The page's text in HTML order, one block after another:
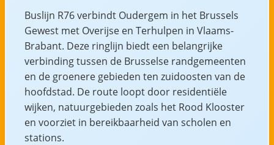
Buslijn R76 verbindt Oudergem in het Brussels
Gewest met Overijse en Terhulpen in Vlaams-
Brabant. Deze ringlijn biedt een belangrijke
verbinding tussen de Brusselse randgemeenten
en de groenere gebieden ten zuidoosten van de
hoofdstad. De route loopt door residentiële
wijken, natuurgebieden zoals het Rood Klooster
en voorziet in bereikbaarheid van scholen en
stations.